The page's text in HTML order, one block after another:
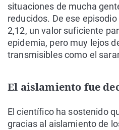
situaciones de mucha
reducidos. De ese
2,12, un valor suficiente
epidemia, pero muy lejos
transmisibles como el
El aislamiento fue
El científico ha sostenido
gracias al aislamiento de